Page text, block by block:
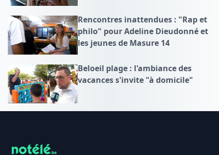
Rencontres inattendues : "Rap et
philo" pour Adeline Dieudonné et
les jeunes de Masure 14
Beloeil plage : l'ambiance des
vacances s'invite "à domicile"